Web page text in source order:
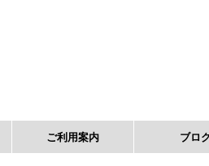
ご利用案内 ブロ